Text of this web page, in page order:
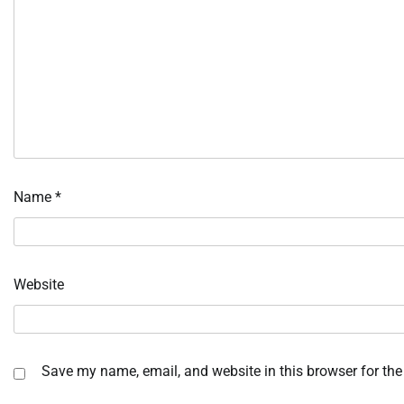
Name *
Website
Save my name, email, and website in this browser for